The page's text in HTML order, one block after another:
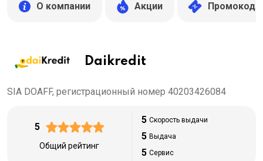
О компании Акции Промокоды
Daikredit
SIA DOAFF, регистрационный номер 40203426084
5
Общий рейтинг
5 Скорость выдачи
5 Выдача
5 Сервис